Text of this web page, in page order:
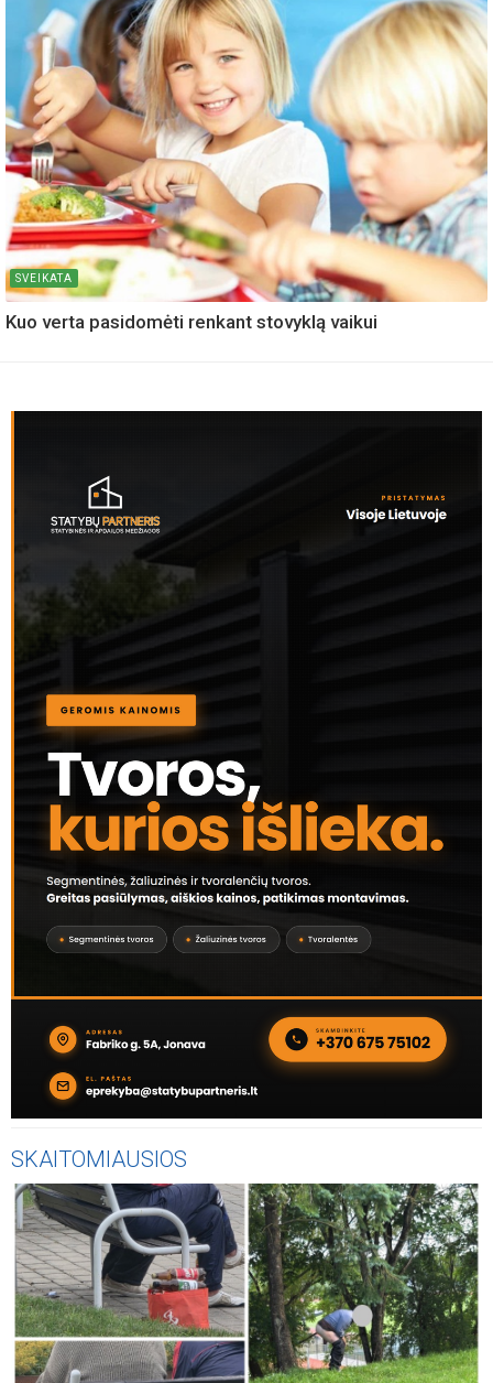
SKAITOMIAUSIOS
SVEIKATA
Kuo verta pasidomėti renkant stovyklą vaikui